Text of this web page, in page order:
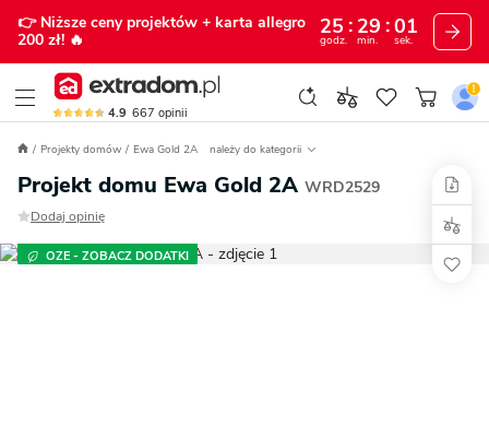
👉 Niższe ceny projektów + karta allegro
200 zł! 🔥
25
godz.
29
min.
00
sek.
4.9 667 opinii
Projekty domów Ewa Gold 2A należy do kategorii
Projekt domu Ewa Gold 2A WRD2529
Dodaj opinię
OZE - ZOBACZ DODATKI